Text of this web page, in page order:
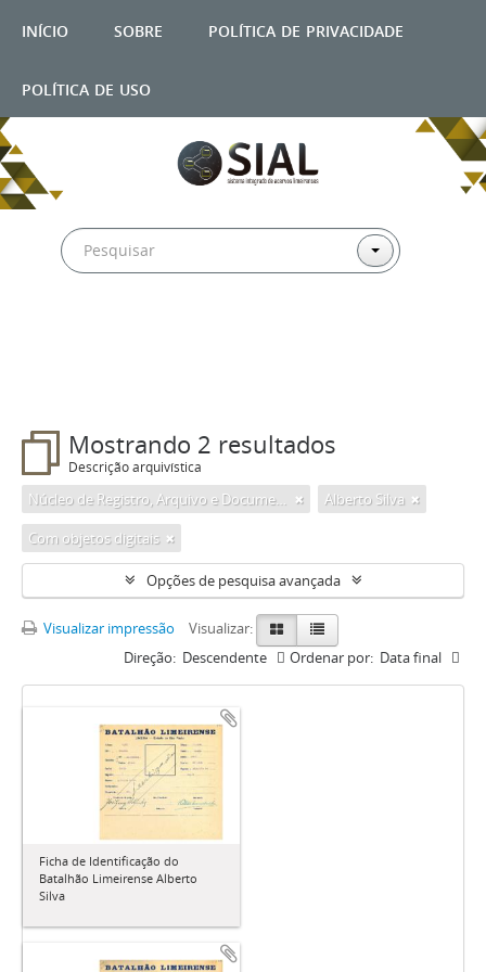
início sobre
política de privacidade
política de uso
Mostrando 2 resultados
Descrição arquivística
Núcleo de Registro, Arquivo e Documentos da Câmara Municipal de Limeira
Alberto Silva
Com objetos digitais
Opções de pesquisa avançada
Visualizar impressão
Visualizar:
Ordenar por: Data final
Direção: Descendente
Ficha de Identificação do
Batalhão Limeirense Alberto
Silva